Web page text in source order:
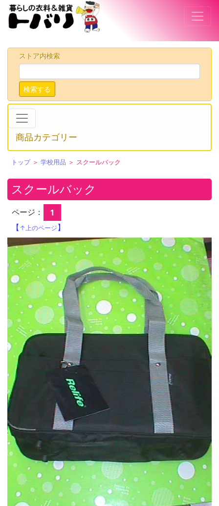
ストア内検索
検索する
商品カテゴリー
トップ＞ 学校用品 ＞ スクールバック
スクールバック
ページ：
1
【 ↑上のページ】